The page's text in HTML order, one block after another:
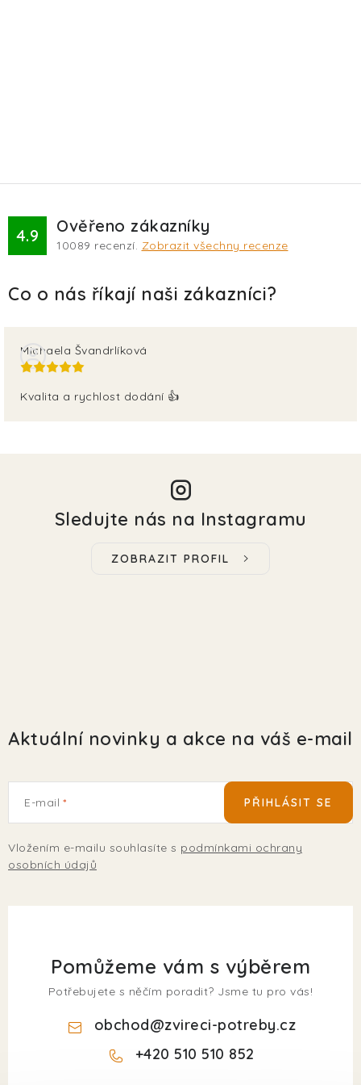
4.9 Ověřeno zákazníky
10089 recenzí. Zobrazit všechny recenze
Michaela Švandrlíková
Kvalita a rychlost dodání 👍
Sledujte nás na Instagramu
ZOBRAZIT PROFIL
Aktuální novinky a akce na váš e-mail
E-mail
Vložením e-mailu souhlasíte s podmínkami ochrany
osobních údajů
PŘIHLÁSIT SE
Pomůžeme vám s výběrem
Potřebujete s něčím poradit? Jsme tu pro vás!
obchod@zvireci-potreby.cz
+420 510 510 852